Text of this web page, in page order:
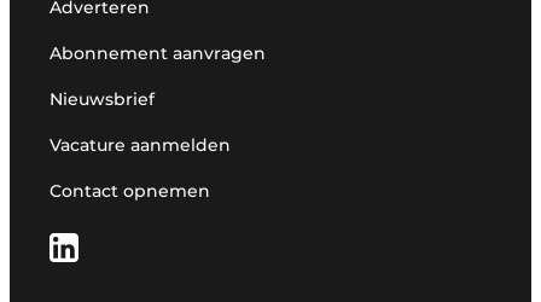
Adverteren
Abonnement aanvragen
Nieuwsbrief
Vacature aanmelden
Contact opnemen